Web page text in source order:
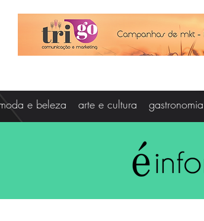
e beleza arte e cultura gastronomia